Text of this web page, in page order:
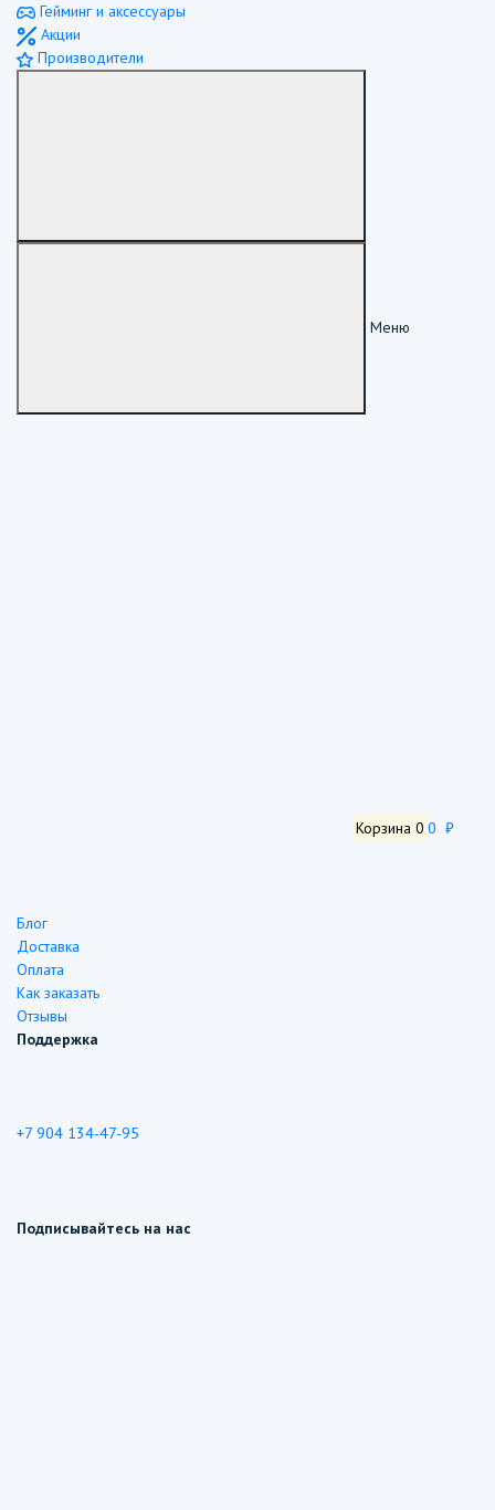
Гейминг и аксессуары
Акции
Производители
Меню
Корзина 0 0 ₽
Блог
Доставка
Оплата
Как заказать
Отзывы
Поддержка
+7 904 134-47-95
Подписывайтесь на нас